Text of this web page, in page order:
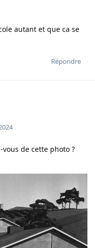
autant et que ca se
Répondre
vous de cette photo ?